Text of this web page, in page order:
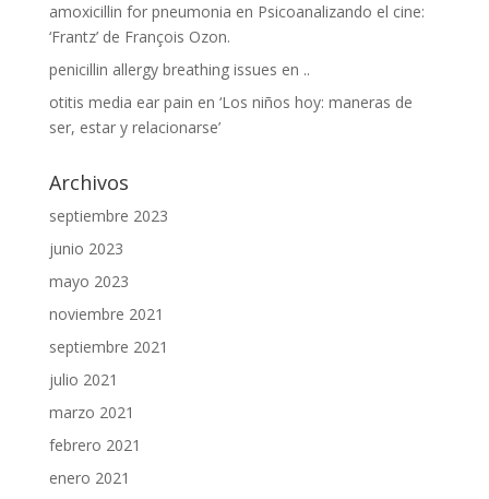
amoxicillin for pneumonia en Psicoanalizando el cine:
‘Frantz’ de François Ozon.
penicillin allergy breathing issues en ..
otitis media ear pain en ‘Los niños hoy: maneras de
ser, estar y relacionarse’
Archivos
septiembre 2023
junio 2023
mayo 2023
noviembre 2021
septiembre 2021
julio 2021
marzo 2021
febrero 2021
enero 2021